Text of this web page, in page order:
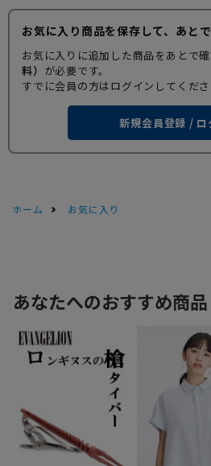
お気に入り商品を保存して、あと
お気に入りに追加した商品をあとで
料） が必要です。
すでに会員の方はログインしてくださ
新規会員登録 / ロ
ホーム お気に入り